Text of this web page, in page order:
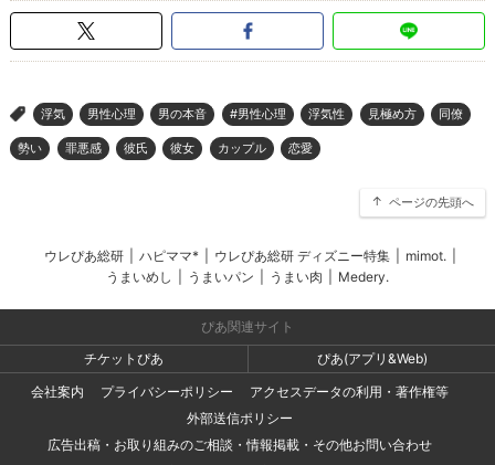
> 浮気 男性心理 男の本音 #男性心理 浮気性 見極め方 同僚
勢い 罪悪感 彼氏 彼女 カップル 恋愛
ページの先頭へ
ウレぴあ総研 ハピママ* ウレぴあ総研 ディズニー特集 mimot.
うまいめし
うまいパン うまい肉 Medery.
ぴあ関連サイト
チケットぴあ
ぴあ(アプリ&Web)
会社案内
プライバシーポリシー
アクセスデータの利用・著作権等
外部送信ポリシー
広告出稿・お取り組みのご相談・情報掲載・その他お問い合わせ